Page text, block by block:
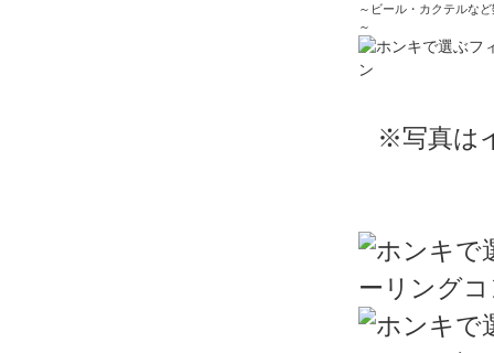
～ビール・カクテルな
～
※写真は